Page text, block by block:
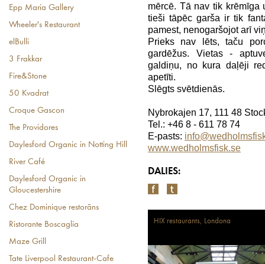
Epp Maria Gallery
Wheeler's Restaurant
elBulli
3 Frakkar
Fire&Stone
50 Kvadrat
Croque Gascon
The Providores
Daylesford Organic in Notting Hill
River Café
Daylesford Organic in
Gloucestershire
Chez Dominique restorāns
Ristorante Boscaglia
Maze Grill
Tate Liverpool Restaurant-Cafe
mērcē. Tā nav tik krēmīga
tieši tāpēc garša ir tik
pamest, nenogaršojot arī
Prieks nav lēts, taču
gardēžus. Vietas -
galdiņu, no kura daļēji
apetīti.
Slēgts svētdienās.
Nybrokajen 17, 111 48
Tel.: +46 8 - 611 78 74
E-pasts:
www.wedholmsfisk.se
DALIES:
HIX restaurants, Londona